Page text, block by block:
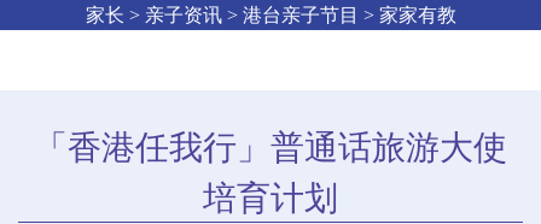
家长 > 亲子资讯 > 港台亲子节目 > 家家有教
「香港任我行」普通话旅游大使
培育计划